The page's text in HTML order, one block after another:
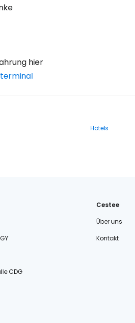
hier
Hotels
CDG
Cestee
Über uns
Kontakt